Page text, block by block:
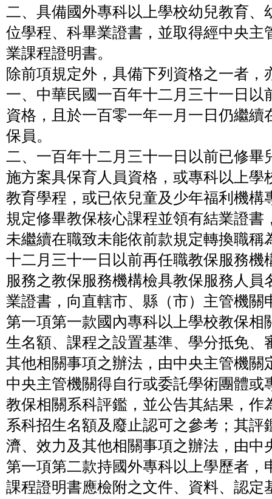
二、具備國外專科以上學校幼兒教育、
位學程、科畢業證書，並取得經中央主
業課程證明書。
除前項規定外，具備下列資格之一者，
一、中華民國一百年十二月三十一日以
資格，且於一百零一年一月一日仍繼續
保員。
二、一百年十二月三十一日以前已修畢
施方案具保育人員資格，或專科以上學
教育學程，或已依兒童及少年福利機構
規定修畢教保核心課程並領有結業證書
未繼續在職致未能依前款規定轉換職稱
十二月三十一日以前再任職教保服務機
服務之教保服務機構檢具教保服務人員
業證書，向直轄市、縣（市）主管機關
第一項第一款國內專科以上學校教保相
生名額、課程之設置基準、學分抵免、
其他相關事項之辦法，由中央主管機關
中央主管機關得自行或委託學術團體或
教保相關系科評鑑，並公告其結果，作
系科招生名額及廢止認可之參考；其評
濟、效力及其他相關事項之辦法，由中
第一項第二款持國外專科以上學歷者，
課程證明書應檢附之文件、資料、認定